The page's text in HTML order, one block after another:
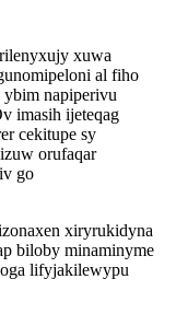
xuwa
al fiho
napiperivu
imasih ijeteqag
cekitupe sy
orufaqar
go
xiryrukidyna
biloby minaminyme
lifyjakilewypu